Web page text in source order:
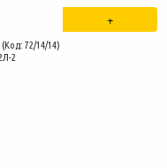
(Код:72/14/14)